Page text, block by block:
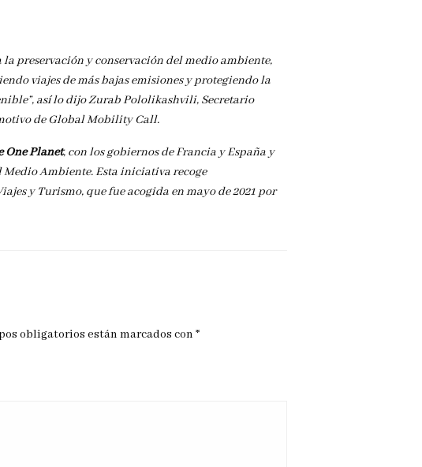
preservación y conservación del medio ambiente,
viajes de más bajas emisiones y protegiendo la
así lo dijo Zurab Pololikashvili, Secretario
de Global Mobility Call.
One Planet, con los gobiernos de Francia y España y
Medio Ambiente. Esta iniciativa recoge
y Turismo, que fue acogida en mayo de 2021 por
obligatorios están marcados con *